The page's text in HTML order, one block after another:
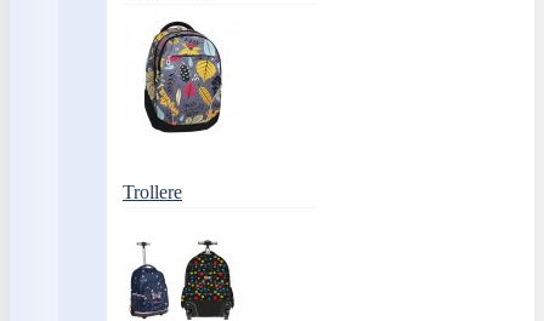
Trollere